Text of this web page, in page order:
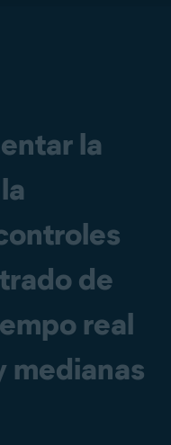
la
de
real
medianas